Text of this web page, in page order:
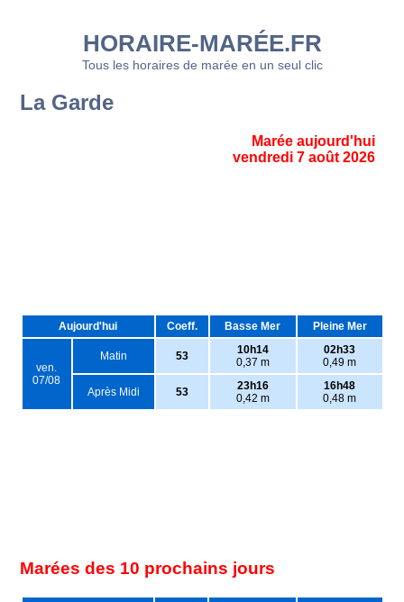
HORAIRE-MARÉE.FR
Tous les horaires de marée en un seul clic
La Garde
Marée aujourd'hui
vendredi 7 août 2026
Aujourd'hui Coeff. Basse Mer Pleine Mer
ven.
07/08
Matin 53
10h14
0,37 m
02h33
0,49 m
Après Midi 53
23h16
0,42 m
16h48
0,48 m
Marées des 10 prochains jours